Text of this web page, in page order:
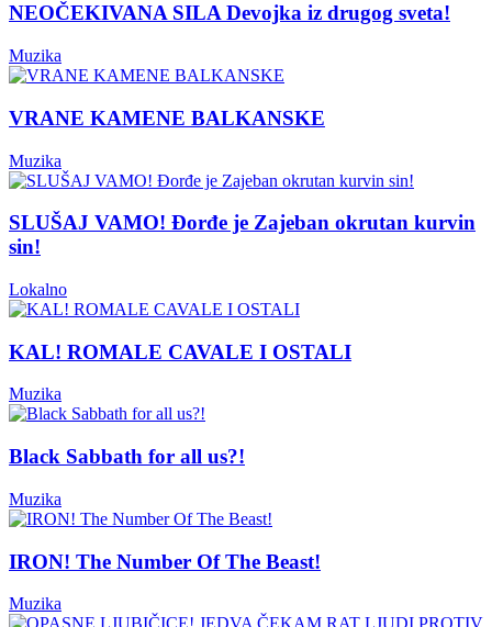
NEOČEKIVANA SILA Devojka iz drugog sveta!
Muzika
VRANE KAMENE BALKANSKE
Muzika
SLUŠAJ VAMO! Đorđe je Zajeban okrutan kurvin
sin!
Lokalno
KAL! ROMALE CAVALE I OSTALI
Muzika
Black Sabbath for all us?!
Muzika
IRON! The Number Of The Beast!
Muzika